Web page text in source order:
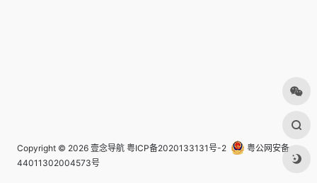
Copyright © 2026 壹念导航 粤ICP备2020133131号-2
粤公网安备
44011302004573号